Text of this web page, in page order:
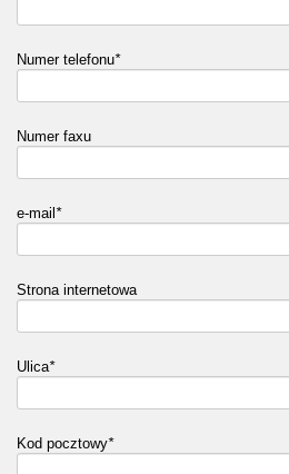
Numer telefonu*
Numer faxu
e-mail *
Strona internetowa
Ulica*
Kod pocztowy*